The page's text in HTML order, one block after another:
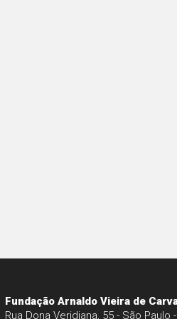
Fundação Arnaldo Vieira de
Rua Dona Veridiana, 55 - São Paulo